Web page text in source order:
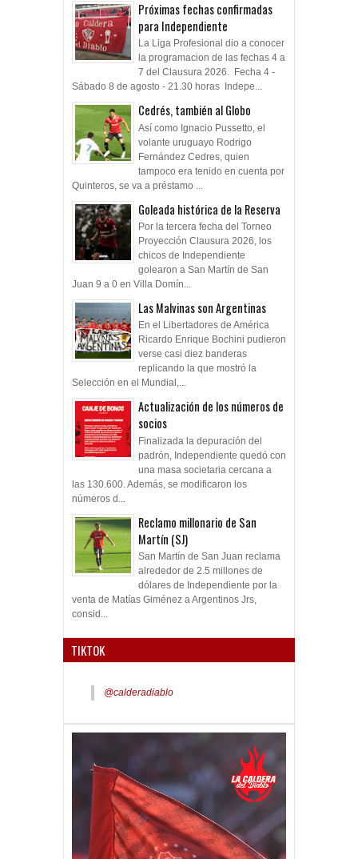
Próximas fechas confirmadas
para Independiente
La Liga Profesional dio a conocer
la programacion de las fechas 4 a
7 del Clausura 2026. Fecha 4 -
Sábado 8 de agosto - 21.30 horas Indepe...
Cedrés, también al Globo
Así como Ignacio Pussetto, el
volante uruguayo Rodrigo
Fernández Cedres, quien
tampoco era tenido en cuenta por
Quinteros, se va a préstamo ...
Goleada histórica de la Reserva
Por la tercera fecha del Torneo
Proyección Clausura 2026, los
chicos de Independiente
golearon a San Martín de San
Juan 9 a 0 en Villa Domín...
Las Malvinas son Argentinas
En el Libertadores de América
Ricardo Enrique Bochini pudieron
verse casi diez banderas
replicando la que mostró la
Selección en el Mundial,...
Actualización de los números de
socios
Finalizada la depuración del
padrón, Independiente quedó con
una masa societaria cercana a
las 130.600. Además, se modificaron los
números d...
Reclamo millonario de San
Martín (SJ)
San Martín de San Juan reclama
alrededor de 2.5 millones de
dólares de Independiente por la
venta de Matías Giménez a Argentinos Jrs,
consid...
TIKTOK
@calderadiablo